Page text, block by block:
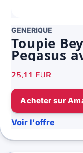
GENERIQUE
Toupie
Pegasus
25,11 EUR
Acheter sur
Voir l'offre